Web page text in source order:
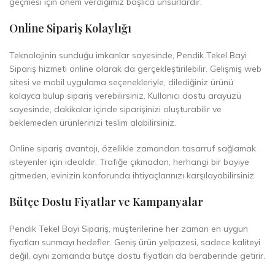
Online Sipariş Kolaylığı
Teknolojinin sunduğu imkanlar sayesinde, Pendik Tekel Bayi
Sipariş hizmeti online olarak da gerçekleştirilebilir. Gelişmiş web
sitesi ve mobil uygulama seçenekleriyle, dilediğiniz ürünü
kolayca bulup sipariş verebilirsiniz. Kullanıcı dostu arayüzü
sayesinde, dakikalar içinde siparişinizi oluşturabilir ve
beklemeden ürünlerinizi teslim alabilirsiniz.
Online sipariş avantajı, özellikle zamandan tasarruf sağlamak
isteyenler için idealdir. Trafiğe çıkmadan, herhangi bir bayiye
gitmeden, evinizin konforunda ihtiyaçlarınızı karşılayabilirsiniz.
Bütçe Dostu Fiyatlar ve Kampanyalar
Pendik Tekel Bayi Sipariş, müşterilerine her zaman en uygun
fiyatları sunmayı hedefler. Geniş ürün yelpazesi, sadece kaliteyi
değil, aynı zamanda bütçe dostu fiyatları da beraberinde getirir.